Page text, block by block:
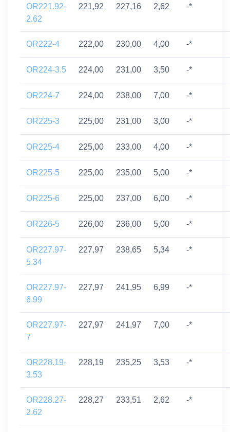
OR221.92-
2.62
221,92 227,16 2,62 -*
OR222-4 222,00 230,00 4,00 -*
OR224-3.5 224,00 231,00 3,50 -*
OR224-7 224,00 238,00 7,00 -*
OR225-3 225,00 231,00 3,00 -*
OR225-4 225,00 233,00 4,00 -*
OR225-5 225,00 235,00 5,00 -*
OR225-6 225,00 237,00 6,00 -*
OR226-5 226,00 236,00 5,00 -*
OR227.97-
5.34
227,97 238,65 5,34 -*
OR227.97-
6.99
227,97 241,95 6,99 -*
OR227.97-
7
227,97 241,97 7,00 -*
OR228.19-
3.53
228,19 235,25 3,53 -*
OR228.27-
2.62
228,27 233,51 2,62 -*